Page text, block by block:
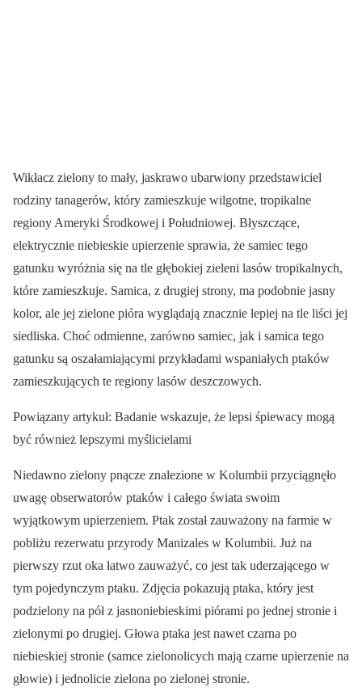
Wikłacz zielony to mały, jaskrawo ubarwiony przedstawiciel
rodziny tanagerów, który zamieszkuje wilgotne, tropikalne
regiony Ameryki Środkowej i Południowej. Błyszczące,
elektrycznie niebieskie upierzenie sprawia, że samiec tego
gatunku wyróżnia się na tle głębokiej zieleni lasów tropikalnych,
które zamieszkuje. Samica, z drugiej strony, ma podobnie jasny
kolor, ale jej zielone pióra wyglądają znacznie lepiej na tle liści jej
siedliska. Choć odmienne, zarówno samiec, jak i samica tego
gatunku są oszałamiającymi przykładami wspaniałych ptaków
zamieszkujących te regiony lasów deszczowych.
Powiązany artykuł: Badanie wskazuje, że lepsi śpiewacy mogą
być również lepszymi myślicielami
Niedawno zielony pnącze znalezione w Kolumbii przyciągnęło
uwagę obserwatorów ptaków i całego świata swoim
wyjątkowym upierzeniem. Ptak został zauważony na farmie w
pobliżu rezerwatu przyrody Manizales w Kolumbii. Już na
pierwszy rzut oka łatwo zauważyć, co jest tak uderzającego w
tym pojedynczym ptaku. Zdjęcia pokazują ptaka, który jest
podzielony na pół z jasnoniebieskimi piórami po jednej stronie i
zielonymi po drugiej. Głowa ptaka jest nawet czarna po
niebieskiej stronie (samce zielonolicych mają czarne upierzenie na
głowie) i jednolicie zielona po zielonej stronie.